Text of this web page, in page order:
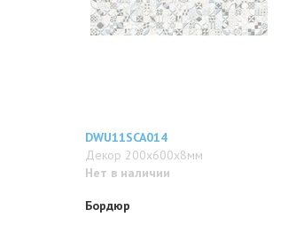
DWU11SCA014
Декор 200x600x8мм
Нет в наличии
Бордюр